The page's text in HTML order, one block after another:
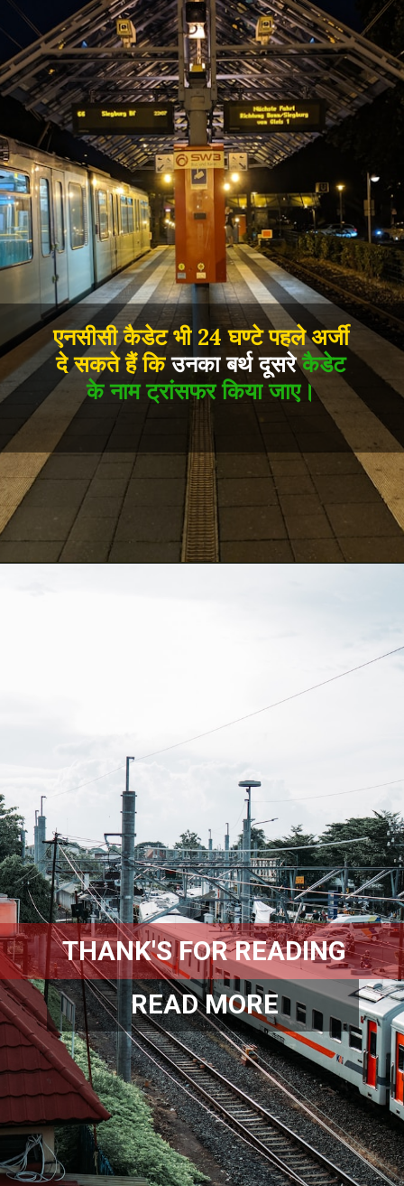
एनसीसी कैडेट भी 24 घण्टे पहले अर्जी
दे सकते हैं किउनका बर्थ दूसरेकैडेट
के नाम ट्रांसफर किया जाए।
THANK'S FOR READING
READ MORE